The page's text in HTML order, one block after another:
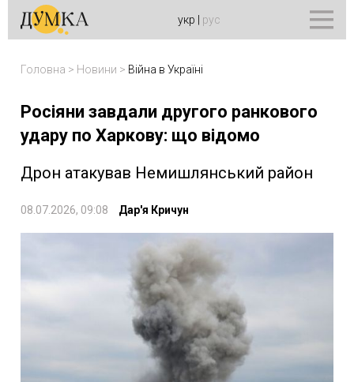
укр рус
Головна > Новини > Війна в Україні
Росіяни завдали другого ранкового
удару по Харкову: що відомо
Дрон атакував Немишлянський район
08.07.2026, 09:08 Дар'я Кричун